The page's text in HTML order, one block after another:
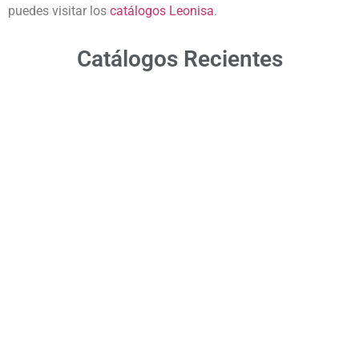
puedes visitar los catálogos Leonisa.
Catálogos Recientes